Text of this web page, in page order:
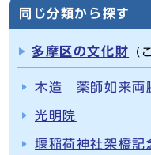
同じ分類から探す
多摩区の文化財 （
木造 薬師如来両
光明院
堰稲荷神社架橋記